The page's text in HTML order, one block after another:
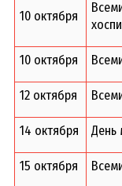
10 октября
10 октября
12 октября
14 октября День
15 октября